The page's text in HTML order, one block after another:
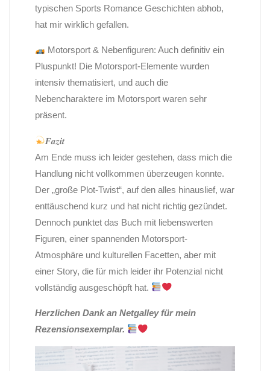
typischen Sports Romance Geschichten abhob,
hat mir wirklich gefallen.
Motorsport & Nebenfiguren: Auch definitiv ein
Pluspunkt! Die Motorsport-Elemente wurden
intensiv thematisiert, und auch die
Nebencharaktere im Motorsport waren sehr
präsent.
𝑭𝒂𝒛𝒊𝒕
Am Ende muss ich leider gestehen, dass mich die
Handlung nicht vollkommen überzeugen konnte.
Der „große Plot-Twist“, auf den alles hinauslief, war
enttäuschend kurz und hat nicht richtig gezündet.
Dennoch punktet das Buch mit liebenswerten
Figuren, einer spannenden Motorsport-
Atmosphäre und kulturellen Facetten, aber mit
einer Story, die für mich leider ihr Potenzial nicht
vollständig ausgeschöpft hat.
Herzlichen Dank an Netgalley für mein
Rezensionsexemplar.